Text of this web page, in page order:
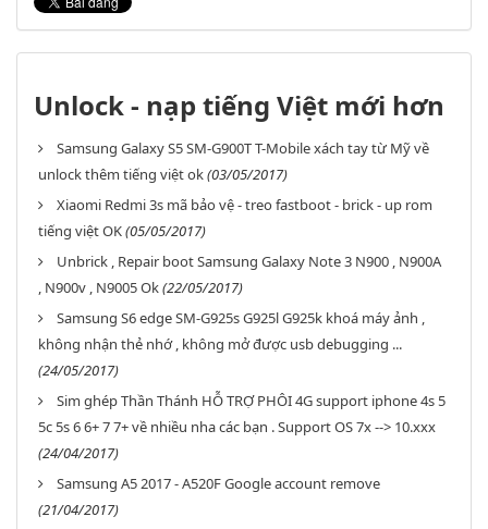
Unlock - nạp tiếng Việt mới hơn
Samsung Galaxy S5 SM-G900T T-Mobile xách tay từ Mỹ về
unlock thêm tiếng việt ok(03/05/2017)
Xiaomi Redmi 3s mã bảo vệ - treo fastboot - brick - up rom
tiếng việt OK(05/05/2017)
Unbrick , Repair boot Samsung Galaxy Note 3 N900 , N900A
, N900v , N9005 Ok(22/05/2017)
Samsung S6 edge SM-G925s G925l G925k khoá máy ảnh ,
không nhận thẻ nhớ , không mở được usb debugging ...
(24/05/2017)
Sim ghép Thần Thánh HỖ TRỢ PHÔI 4G support iphone 4s 5
5c 5s 6 6+ 7 7+ về nhiều nha các bạn . Support OS 7x --> 10.xxx
(24/04/2017)
Samsung A5 2017 - A520F Google account remove
(21/04/2017)